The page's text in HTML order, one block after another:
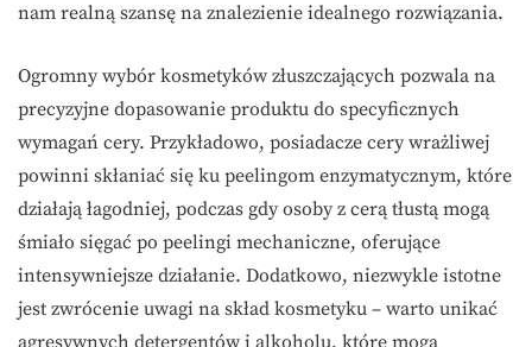
nam realną szansę na znalezienie idealnego rozwiązania.
Ogromny wybór kosmetyków złuszczających pozwala na
precyzyjne dopasowanie produktu do specyficznych
wymagań cery. Przykładowo, posiadacze cery wrażliwej
powinni skłaniać się ku peelingom enzymatycznym, które
działają łagodniej, podczas gdy osoby z cerą tłustą mogą
śmiało sięgać po peelingi mechaniczne, oferujące
intensywniejsze działanie. Dodatkowo, niezwykle istotne
jest zwrócenie uwagi na skład kosmetyku – warto unikać